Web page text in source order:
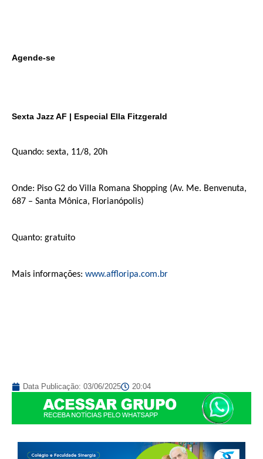
Agende-se
Sexta Jazz AF | Especial Ella Fitzgerald
Quando: sexta, 11/8, 20h
Onde: Piso G2 do Villa Romana Shopping (Av. Me. Benvenuta,
687 – Santa Mônica, Florianópolis)
Quanto: gratuito
Mais informações: www.affloripa.com.br
Data Publicação: 03/06/2025 20:04